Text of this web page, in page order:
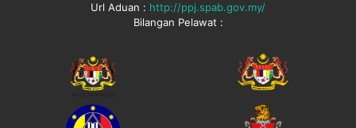
Url Aduan : http://ppj.spab.gov.my/
Bilangan Pelawat :